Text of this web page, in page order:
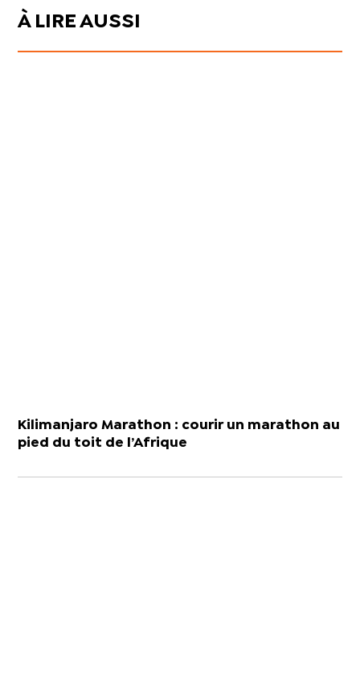
À LIRE AUSSI
Kilimanjaro Marathon : courir un marathon au
pied du toit de l’Afrique